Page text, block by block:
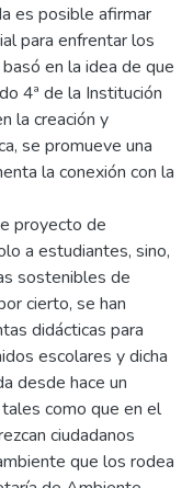
es posible afirmar
para enfrentar los
en la idea de que
4ª de la Institución
la creación y
se promueve una
la conexión con la
proyecto de
a estudiantes, sino,
sostenibles de
cierto, se han
didácticas para
escolares y dicha
desde hace un
como que en el
ciudadanos
que los rodea